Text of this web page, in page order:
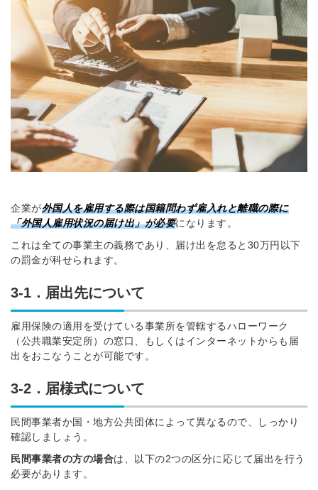
企業が外国人を雇用する際は国籍問わず雇入れと離職の際に
「外国人雇用状況の届け出」が必要になります。
これは全ての事業主の義務であり、届け出を怠ると30万円以下
の罰金が科せられます。
3-1．届出先について
雇用保険の適用を受けている事業所を管轄するハローワーク
（公共職業安定所）の窓口、もしくはインターネットからも届
出をおこなうことが可能です。
3-2．届様式について
民間事業者か国・地方公共団体によって異なるので、しっかり
確認しましょう。
民間事業者の方の場合は、以下の2つの区分に応じて届出を行う
必要があります。